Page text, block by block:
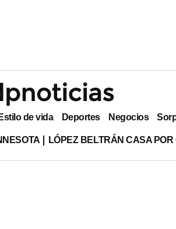
Estilo de vida Deportes Negocios
LÓPEZ BELTRÁN CASA